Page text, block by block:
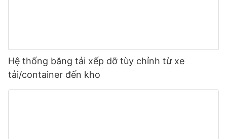
Hệ thống băng tải xếp dỡ tùy chỉnh từ xe
tải/container đến kho